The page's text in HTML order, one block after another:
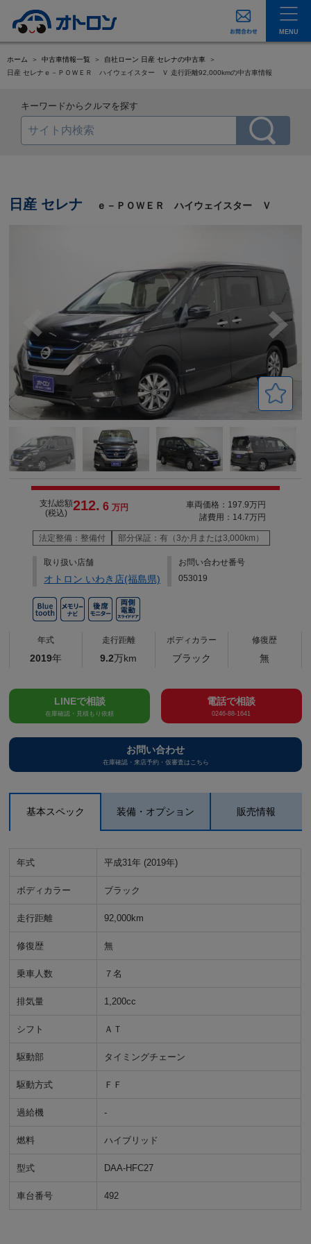
MENU
ホーム 中古車情報一覧
自社ローン 日産 セレナの中古車
日産 セレナｅ－ＰＯＷＥＲ ハイウェイスター Ｖ 走行距離92,000kmの中古車情報
キーワードからクルマを探す
日産 セレナ ｅ－ＰＯＷＥＲ ハイウェイスター Ｖ
支払総額
(税込) 212. 6 万円
車両価格：197.9万円
諸費用：14.7万円
法定整備：整備付 部分保証：有（3か月または3,000km）
取り扱い店舗
オトロン いわき店(福島県)
お問い合わせ番号
053019
年式
2019年
走行距離
9.2万km
ボディカラー
ブラック
修復歴
無
LINEで相談
在庫確認・見積もり依頼
電話で相談
0246-88-1641
お問い合わせ
在庫確認・来店予約・仮審査はこちら
基本スペック 装備・オプション 販売情報
年式 平成31年 (2019年)
ボディカラー ブラック
走行距離 92,000km
修復歴 無
乗車人数 ７名
排気量 1,200cc
シフト ＡＴ
駆動部 タイミングチェーン
駆動方式 ＦＦ
過給機 -
燃料 ハイブリッド
型式 DAA-HFC27
車台番号 492